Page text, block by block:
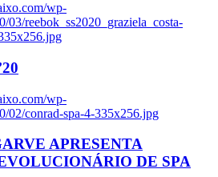
wp-
03/reebok_ss2020_graziela_costa-
wp-
02/conrad-spa-4-335x256.jpg
APRESENTA
DE SPA